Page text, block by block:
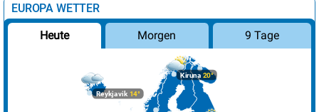
EUROPA WETTER
Heute Morgen 9 Tage
Kiruna 20°
Reykjavik 14°